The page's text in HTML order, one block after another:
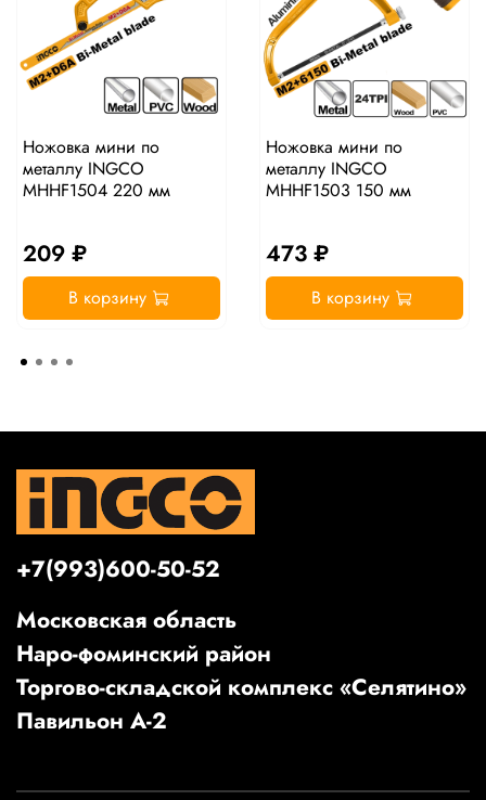
Ножовка мини по
металлу INGCO
MHHF1504 220 мм
209 ₽
В корзину
Ножовка мини по
металлу INGCO
MHHF1503 150 мм
473 ₽
В корзину
+7(993)600-50-52
Московская область
Наро-фоминский район
Торгово-складской комплекс «Селятино»
Павильон А-2